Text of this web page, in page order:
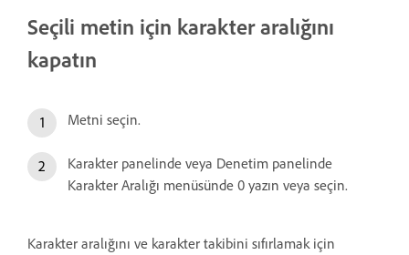
Seçili metin için karakter aralığını
kapatın
Metni seçin.
Karakter panelinde veya Denetim panelinde
Karakter Aralığı menüsünde 0 yazın veya seçin.
Karakter aralığını ve karakter takibini sıfırlamak için